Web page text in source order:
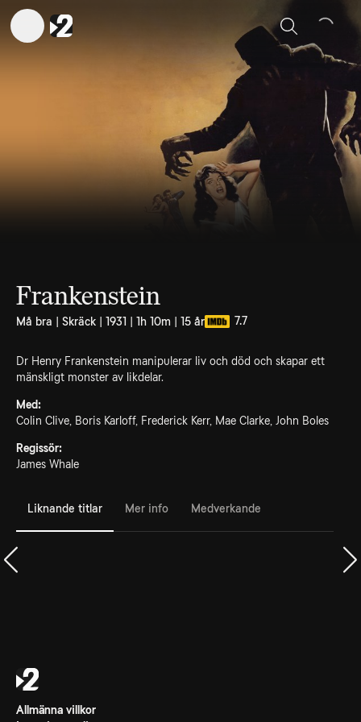
Sök
Frankenstein
Må bra | Skräck | 1931 | 1h 10m | 15 år 7.7
Dr Henry Frankenstein manipulerar liv och död och skapar ett
mänskligt monster av likdelar.
Med:
Colin Clive, Boris Karloff, Frederick Kerr, Mae Clarke, John Boles
Regissör:
James Whale
Liknande titlar Mer info Medverkande
Allmänna villkor